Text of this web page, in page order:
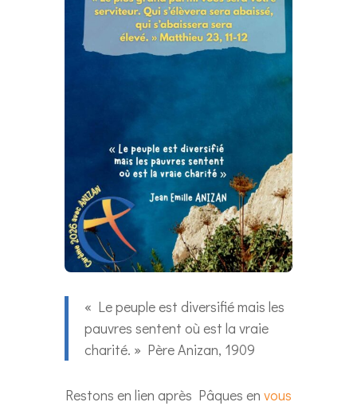
« Le peuple est diversifié mais les
pauvres sentent où est la vraie
charité. » Père Anizan, 1909
Restons en lien après Pâques en vous